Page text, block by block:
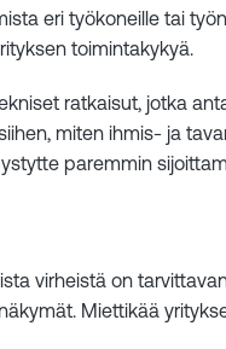
eri työkoneille tai
toimintakykyä.
ratkaisut, jotka
miten ihmis- ja
paremmin
virheistä on
Miettikää